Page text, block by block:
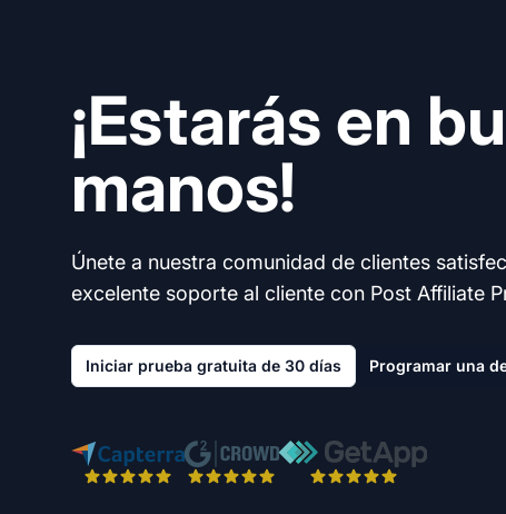
¡Estarás en
manos!
Únete a nuestra comunidad de clientes
excelente soporte al cliente con Post Affiliate
Iniciar prueba gratuita de 30 días Programar una